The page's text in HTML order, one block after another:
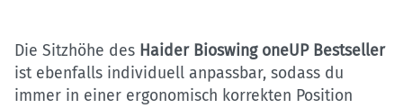
Die Sitzhöhe des Haider Bioswing oneUP Bestseller
ist ebenfalls individuell anpassbar, sodass du
immer in einer ergonomisch korrekten Position